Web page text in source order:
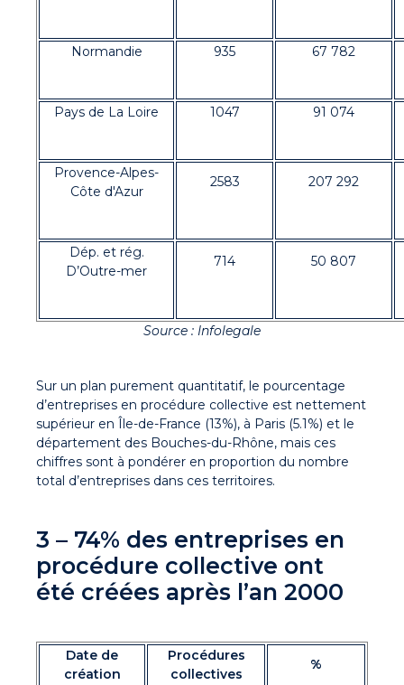
Normandie 935 67 782
Pays de La Loire 1047 91 074
Provence-Alpes-
Côte d'Azur
2583 207 292
Dép. et rég.
D’Outre-mer
714 50 807
Source : Infolegale
Sur un plan purement quantitatif, le pourcentage
d’entreprises en procédure collective est nettement
supérieur en Île-de-France (13%), à Paris (5.1%) et le
département des Bouches-du-Rhône, mais ces
chiffres sont à pondérer en proportion du nombre
total d’entreprises dans ces territoires.
3 – 74% des entreprises en
procédure collective ont
été créées après l’an 2000
Date de
création
Procédures
collectives
%